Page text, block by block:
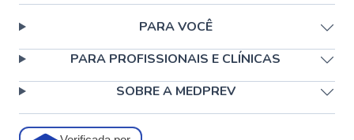
PARA VOCÊ
PARA PROFISSIONAIS E CLÍNICAS
SOBRE A MEDPREV